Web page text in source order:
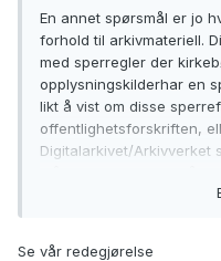
En annet spørsmål er jo
forhold til arkivmateriell.
med sperregler der
opplysningskilderhar en
likt å vist om disse
offentlighetsforskriften,
Digitalarkivet/Arkivverket
Se vår redegjørelse